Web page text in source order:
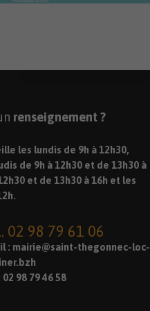
renseignement ?
les lundis de 9h à 12h30,
de 9h à 12h30 et de 13h30 à
et de 13h30 à 16h et les
02 98 79 61 06
: mairie@saint-thegonnec-loc-
02 98 79 46 58